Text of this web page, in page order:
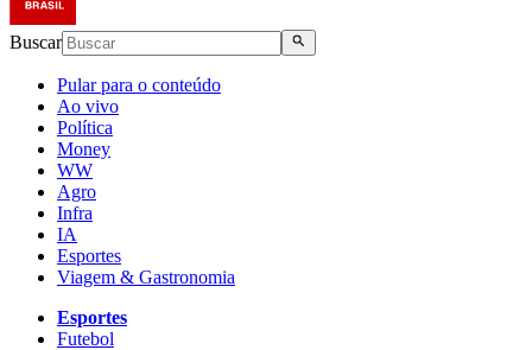
Buscar
Pular para o conteúdo
Ao vivo
Política
Money
WW
Agro
Infra
IA
Esportes
Viagem & Gastronomia
Esportes
Futebol